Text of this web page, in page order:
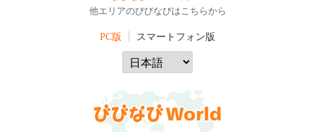
他エリアのびびなびはこちらから
PC版 スマートフォン版